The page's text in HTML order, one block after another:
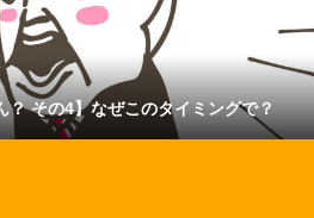
？ その4】なぜこのタイミングで？